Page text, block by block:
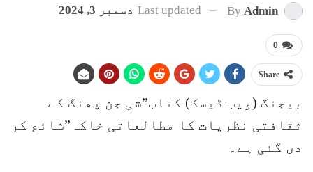
By Admin
Last updated دسمبر 3, 2024
0
Share
بیجنگ (ویب ڈیسک) کتاب”شی جن پھنگ کے
ثقافتی نظریات کا مطالعاتی خاکہ”شائع کر
دی گئی ہے۔